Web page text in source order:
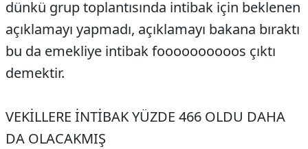
dünkü grup toplantısında intibak için beklenen
açıklamayı yapmadı, açıklamayı bakana bıraktı
bu da emekliye intibak foooooooooos çıktı
demektir.
VEKİLLERE İNTİBAK YÜZDE 466 OLDU DAHA
DA OLACAKMIŞ